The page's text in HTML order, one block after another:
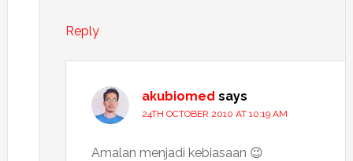
Reply
akubiomed says
24TH OCTOBER 2010 AT 10:19 AM
Amalan menjadi kebiasaan 😉